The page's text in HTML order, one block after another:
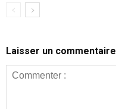
Laisser un commentaire